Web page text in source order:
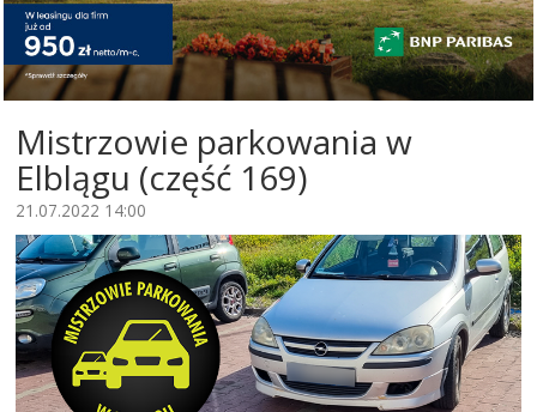
Mistrzowie parkowania w
Elblągu (część 169)
21.07.2022 14:00